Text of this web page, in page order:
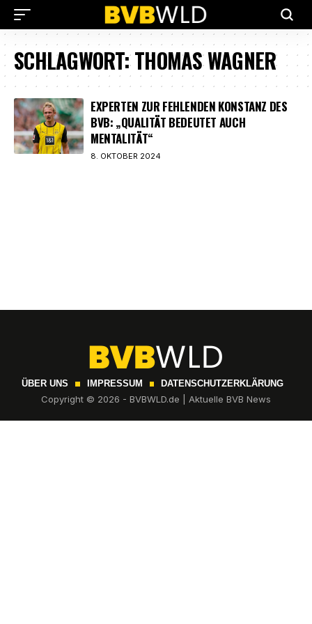
SCHLAGWORT:THOMAS WAGNER
EXPERTEN ZUR FEHLENDEN KONSTANZ DES
BVB: „QUALITÄT BEDEUTET AUCH
MENTALITÄT“
8. OKTOBER 2024
ÜBER UNS IMPRESSUM DATENSCHUTZERKLÄRUNG
Copyright © 2026 - BVBWLD.de | Aktuelle BVB News